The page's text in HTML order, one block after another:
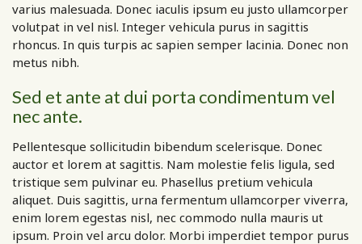
varius malesuada. Donec iaculis ipsum eu justo ullamcorper
volutpat in vel nisl. Integer vehicula purus in sagittis
rhoncus. In quis turpis ac sapien semper lacinia. Donec non
metus nibh.
Sed et ante at dui porta condimentum vel
nec ante.
Pellentesque sollicitudin bibendum scelerisque. Donec
auctor et lorem at sagittis. Nam molestie felis ligula, sed
tristique sem pulvinar eu. Phasellus pretium vehicula
aliquet. Duis sagittis, urna fermentum ullamcorper viverra,
enim lorem egestas nisl, nec commodo nulla mauris ut
ipsum. Proin vel arcu dolor. Morbi imperdiet tempor purus